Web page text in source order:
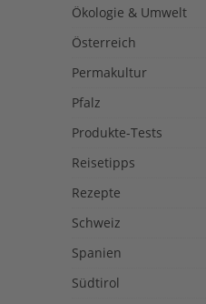
Ökologie & Umwelt
Österreich
Permakultur
Pfalz
Produkte-Tests
Reisetipps
Rezepte
Schweiz
Spanien
Südtirol